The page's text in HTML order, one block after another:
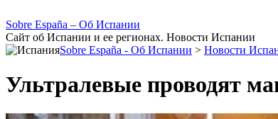
Sobre España – Об Испании
Сайт об Испании и ее регионах. Новости Испании
Sobre España - Об Испании > Новости
Ультралевые проводят